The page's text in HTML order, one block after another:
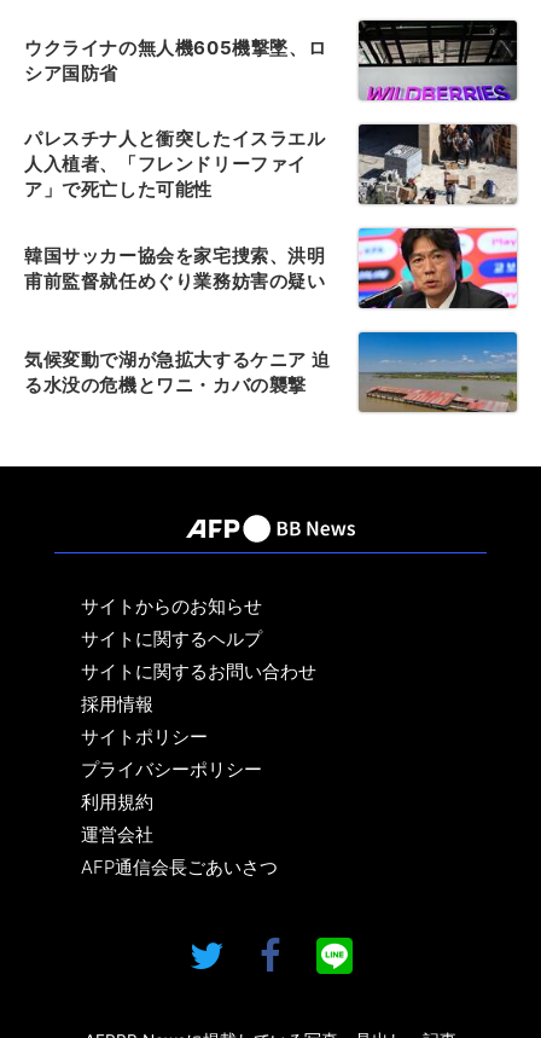
ウクライナの無人機605機撃墜、ロ
シア国防省
パレスチナ人と衝突したイスラエル
人入植者、「フレンドリーファイ
ア」で死亡した可能性
韓国サッカー協会を家宅捜索、洪明
甫前監督就任めぐり業務妨害の疑い
気候変動で湖が急拡大するケニア 迫
る水没の危機とワニ・カバの襲撃
サイトからのお知らせ
サイトに関するヘルプ
サイトに関するお問い合わせ
採用情報
サイトポリシー
プライバシーポリシー
利用規約
運営会社
AFP通信会長ごあいさつ